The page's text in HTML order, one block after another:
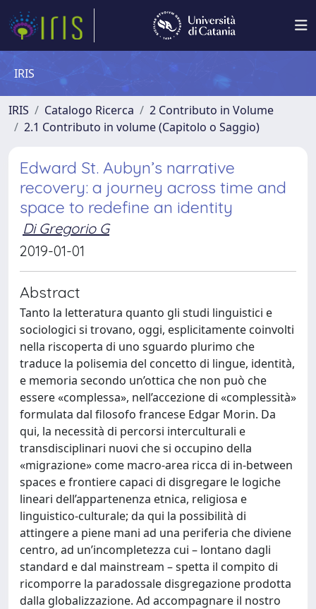
IRIS
IRIS Catalogo Ricerca
2 Contributo in Volume
2.1 Contributo in volume (Capitolo o Saggio)
Edward St. Aubyn’s narrative
recovery: a journey across time and
space to redefine an identity
Di Gregorio G
2019-01-01
Abstract
Tanto la letteratura quanto gli studi linguistici e
sociologici si trovano, oggi, esplicitamente coinvolti
nella riscoperta di uno sguardo plurimo che
traduce la polisemia del concetto di lingue, identità,
e memoria secondo un’ottica che non può che
essere «complessa», nell’accezione di «complessità»
formulata dal filosofo francese Edgar Morin. Da
qui, la necessità di percorsi interculturali e
transdisciplinari nuovi che si occupino della
«migrazione» come macro-area ricca di in-between
spaces e frontiere capaci di disgregare le logiche
lineari dell’appartenenza etnica, religiosa e
linguistico-culturale; da qui la possibilità di
attingere a piene mani ad una periferia che diviene
centro, ad un’incompletezza cui – lontano dagli
standard e dal mainstream – spetta il compito di
ricomporre la paradossale disgregazione prodotta
dalla globalizzazione. Ad accompagnare il nostro